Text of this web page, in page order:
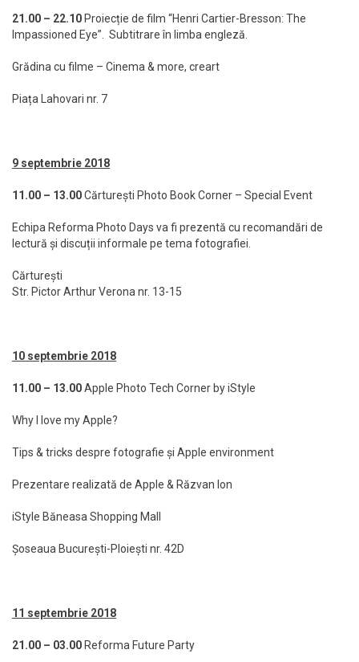
21.00 – 22.10 Proiecție de film “Henri Cartier-Bresson: The
Impassioned Eye”. Subtitrare în limba engleză.
Grădina cu filme – Cinema & more, creart
Piața Lahovari nr. 7
9 septembrie 2018
11.00 – 13.00Cărturești Photo Book Corner – Special Event
Echipa Reforma Photo Days va fi prezentă cu recomandări de
lectură și discuții informale pe tema fotografiei.
Cărturești
Str. Pictor Arthur Verona nr. 13-15
10 septembrie 2018
11.00 – 13.00Apple Photo Tech Corner by iStyle
Why I love my Apple?
Tips & tricks despre fotografie și Apple environment
Prezentare realizată de Apple & Răzvan Ion
iStyle Băneasa Shopping Mall
Șoseaua București-Ploiești nr. 42D
11 septembrie 2018
21.00 – 03.00 Reforma Future Party